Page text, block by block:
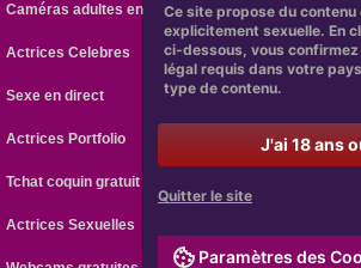
Caméras adultes en ligne
Actrices Celebres
Sexe en direct
Actrices Portfolio
Tchat coquin gratuit
Actrices Sexuelles
Ce site propose du contenu
explicitement sexuelle. En
ci-dessous, vous
légal requis dans votre
type de contenu.
J'ai 18 ans
Quitter le site
Paramètres des